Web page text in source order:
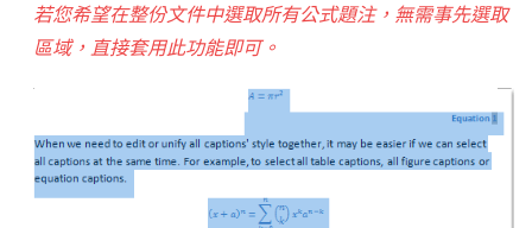
若您希望在整份文件中選取所有公式題注，無需事先選取
區域，直接套用此功能即可。